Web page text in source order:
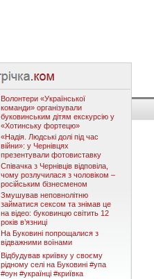
Волонтери «Української
команди» організували
буковинським дітям екскурсію у
«Хотинську фортецю»
«Надія. Людські долі під час
війни»: у Чернівцях
презентували фотовиставку
Співачка з Чернівців відповіла,
чому розлучилася з чоловіком –
російським бізнесменом
Змушував неповнолітню
займатися сексом та знімав це
на відео: буковинцю світить 12
років в’язниці
На Буковині попрощалися з
відважними воїнами
Відбудував криївку у своєму
рідному селі на Буковині #упа
#оун #українці #криївка